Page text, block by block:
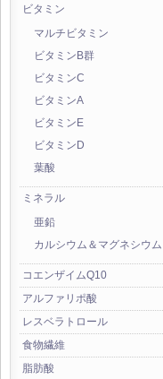
ビタミン
マルチビタミン
ビタミンB群
ビタミンC
ビタミンA
ビタミンE
ビタミンD
葉酸
ミネラル
亜鉛
カルシウム＆マグネシウム
コエンザイムQ10
アルファリポ酸
レスベラトロール
食物繊維
脂肪酸